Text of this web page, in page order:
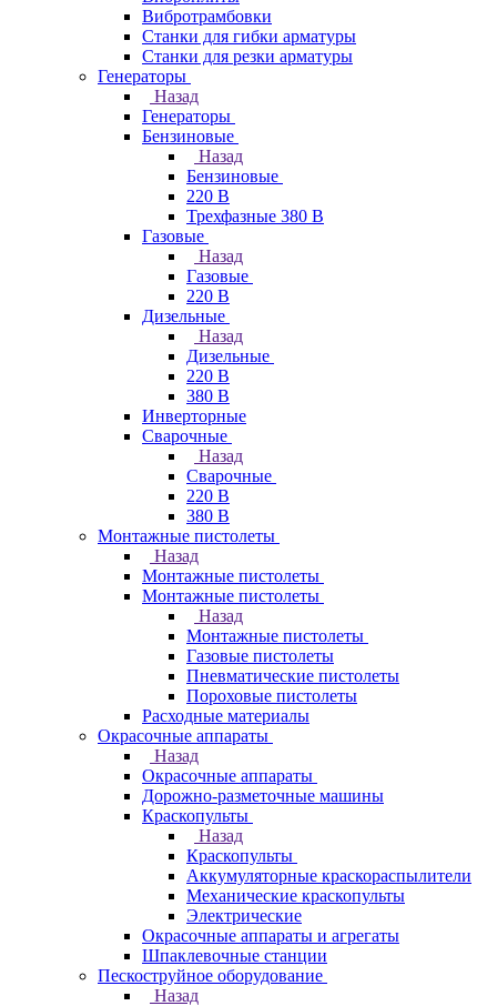
Вибротрамбовки
Станки для гибки арматуры
Станки для резки арматуры
Генераторы
Назад
Генераторы
Бензиновые
Назад
Бензиновые
220 В
Трехфазные 380 В
Газовые
Назад
Газовые
220 В
Дизельные
Назад
Дизельные
220 В
380 В
Инверторные
Сварочные
Назад
Сварочные
220 В
380 В
Монтажные пистолеты
Назад
Монтажные пистолеты
Монтажные пистолеты
Назад
Монтажные пистолеты
Газовые пистолеты
Пневматические пистолеты
Пороховые пистолеты
Расходные материалы
Окрасочные аппараты
Назад
Окрасочные аппараты
Дорожно-разметочные машины
Краскопульты
Назад
Краскопульты
Аккумуляторные краскораспылители
Механические краскопульты
Электрические
Окрасочные аппараты и агрегаты
Шпаклевочные станции
Пескоструйное оборудование
Назад